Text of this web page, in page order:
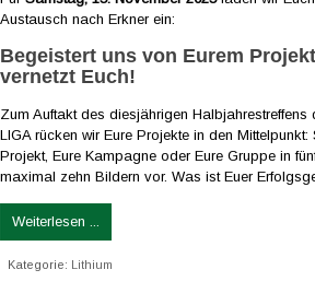
Austausch nach Erkner ein:
Begeistert uns von Eurem
vernetzt Euch!
Zum Auftakt des diesjährigen Halbjahrestreffens
LIGA rücken wir Eure Projekte in den Mittelpunkt:
Projekt, Eure Kampagne oder Eure Gruppe in
maximal zehn Bildern vor. Was ist Euer
Weiterlesen ...
Kategorie: Lithium